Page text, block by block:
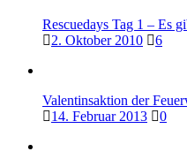
Rescuedays Tag 1 – Es
2. Oktober 2010
6
Valentinsaktion der
14. Februar 2013
0